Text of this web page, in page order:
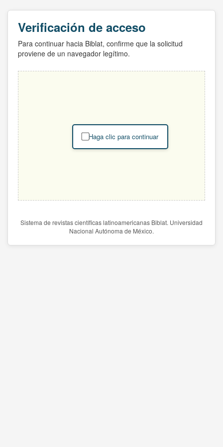
Verificación de acceso
Para continuar hacia Biblat, confirme que la solicitud
proviene de un navegador legítimo.
Haga clic para continuar
Sistema de revistas científicas latinoamericanas Biblat. Universidad
Nacional Autónoma de México.